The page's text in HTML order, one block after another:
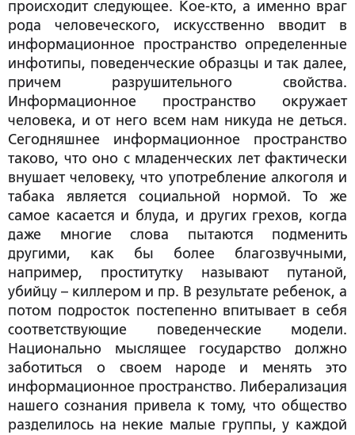
происходит следующее. Кое-кто, а именно враг
рода человеческого, искусственно вводит в
информационное пространство определенные
инфотипы, поведенческие образцы и так далее,
причем разрушительного свойства.
Информационное пространство окружает
человека, и от него всем нам никуда не деться.
Сегодняшнее информационное пространство
таково, что оно с младенческих лет фактически
внушает человеку, что употребление алкоголя и
табака является социальной нормой. То же
самое касается и блуда, и других грехов, когда
даже многие слова пытаются подменить
другими, как бы более благозвучными,
например, проститутку называют путаной,
убийцу – киллером и пр. В результате ребенок, а
потом подросток постепенно впитывает в себя
соответствующие поведенческие модели.
Национально мыслящее государство должно
заботиться о своем народе и менять это
информационное пространство. Либерализация
нашего сознания привела к тому, что общество
разделилось на некие малые группы, у каждой